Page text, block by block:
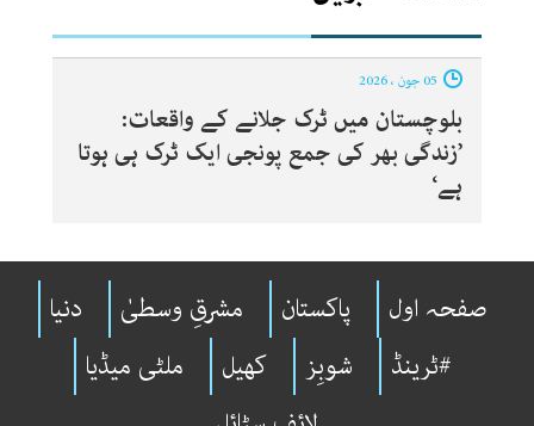
بلوچستان میں ٹرک جلانے کے واقعات:
’زندگی بھر کی جمع پونجی ایک ٹرک ہی ہوتا
ہے‘
صفحہ اول پاکستان مشرقِ وسطیٰ
دنیا
#ٹرینڈ
شوبِز کھیل
ملٹی میڈیا